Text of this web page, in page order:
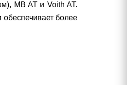
MB AT и Voith AT.
более